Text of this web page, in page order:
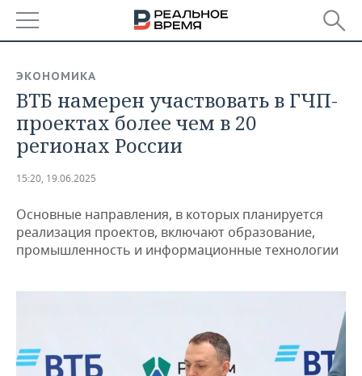
БАШКОРТОСТАН
ТАТАРСТАН
НОВОСТИ
АНАЛИТИКА
ДЕКЛАРАЦИИ О ДОХОДАХ
КОРОЛИ ГОСЗАКАЗА ПФО
НОВОСТИ ЭКОНОМИКИ
ФИНАНСЫ
ИНВЕСТИЦИИ
ПРОМЫШЛЕННОСТЬ
НОВОСТИ
ПРОМЫШЛЕННОСТИ
АГРОПРОМ
НЕФТЕХИМИЯ
НЕДВИЖИМОСТЬ
НОВОСТИ БИЗНЕСА
ТЕХНОЛОГИИ
ЭКОНОМИКА
ВТБ намерен участвовать в ГЧП-
проектах более чем в 20
регионах России
15:20, 19.06.2025
Основные направления, в которых планируется
реализация проектов, включают образование,
промышленность и информационные технологии